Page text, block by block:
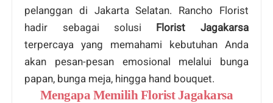
pelanggan di Jakarta Selatan. Rancho Florist
hadir sebagai solusi Florist Jagakarsa
terpercaya yang memahami kebutuhan Anda
akan pesan-pesan emosional melalui bunga
papan, bunga meja, hingga hand bouquet.
Mengapa Memilih Florist Jagakarsa